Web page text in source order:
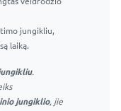
jungikliu,
laiką.
.
jungiklio, jie